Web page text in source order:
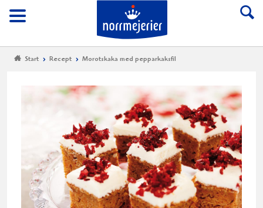
Meny
Till Norrmejerier
Start Recept Morotskaka med pepparkaksfil